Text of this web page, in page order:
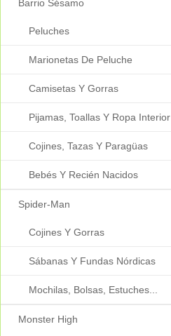
Barrio Sésamo
Peluches
Marionetas De Peluche
Camisetas Y Gorras
Pijamas, Toallas Y Ropa Interior
Cojines, Tazas Y Paragüas
Bebés Y Recién Nacidos
Spider-Man
Cojines Y Gorras
Sábanas Y Fundas Nórdicas
Mochilas, Bolsas, Estuches...
Monster High